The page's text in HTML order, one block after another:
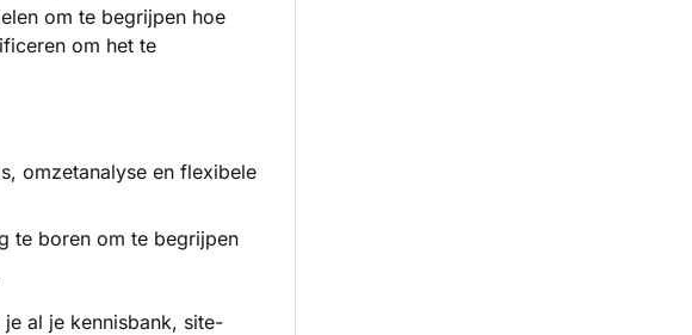
om te begrijpen hoe
om het te
omzetanalyse en flexibele
te boren om te begrijpen
al je kennisbank, site-